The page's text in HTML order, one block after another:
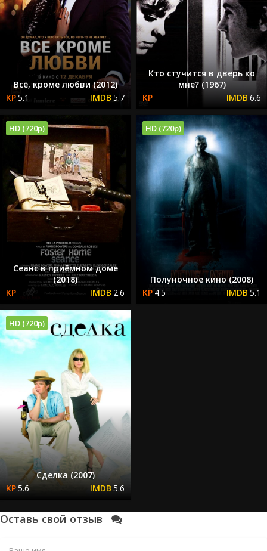
Всё, кроме любви (2012)
5.1
5.7
Кто стучится в дверь ко
мне? (1967)
6.6
HD (720p)
Сеанс в приёмном доме
(2018)
2.6
HD (720p)
Полуночное кино (2008)
4.5
5.1
HD (720p)
Сделка (2007)
5.6
5.6
Оставь свой отзыв